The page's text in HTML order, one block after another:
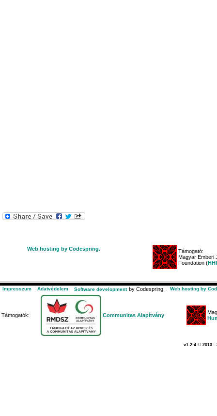
Web hosting by Codespring.
Támogató:
Magyar Emberi
Foundation (
Impresszum Adatvédelem Software development by Codespring. Web hosting by
Támogatók: Communitas Alapítvány
v1.2.4 © 2013